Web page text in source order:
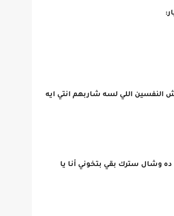
النفسين اللي لسه شاربهم انتي ايه
وشال سترك بقي بتخوني أنا يا